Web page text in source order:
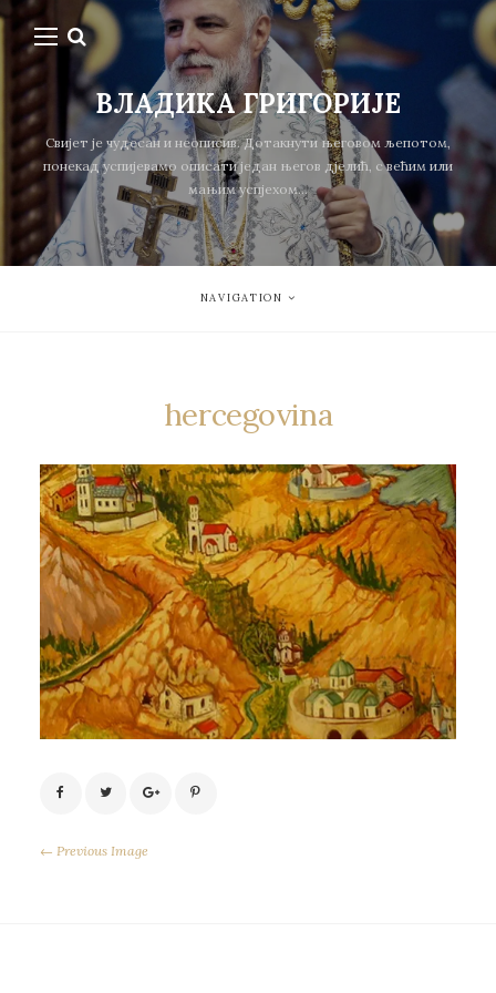
ВЛАДИКА ГРИГОРИЈЕ
Свијет је чудесан и неописив. Дотакнути његовом љепотом,
понекад успијевамо описати један његов дјелић, с већим или
мањим успјехом...
NAVIGATION
hercegovina
← Previous Image